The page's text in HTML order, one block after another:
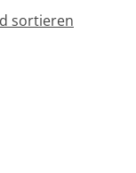
sortieren